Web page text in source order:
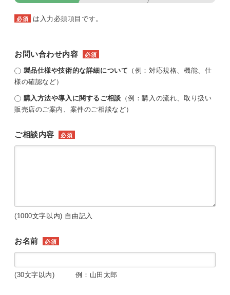
必須 は入力必須項目です。
お問い合わせ内容 必須
製品仕様や技術的な詳細について （例：対応規格、機能、仕
様の確認など）
購入方法や導入に関するご相談 （例：購入の流れ、取り扱い
販売店のご案内、案件のご相談など）
ご相談内容 必須
(1000文字以内) 自由記入
お名前 必須
(30文字以内) 例：山田太郎